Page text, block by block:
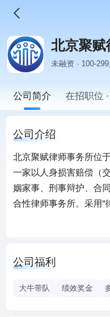
北京聚赋
未融资 · 100-
公司简介 在招职位
公司介绍
北京聚赋律师事务所位
一家以人身损害赔偿（
姻家事、刑事辩护、合
合性律师事务所。采用“
年底建设覆盖全国一二
是打造一个人民群众找
公司福利
大牛带队 绩效奖金